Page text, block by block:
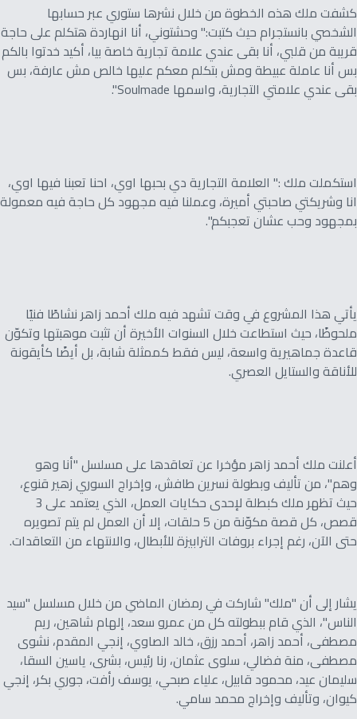
كشفت ملك هذه الخطوة من خلال نشرها ستوري عبر حسابها
الشخصي بانستجرام حيث كتبت:" وحشتوني، أنا انهاردة هتكلم على حاجة
قريبة من قلبي، أنا بقى عندي علامة تجارية خاصة بيا، أكيد خدتوا بالكم
بس أنا عاملة عبيطة ومش بتكلم معكم عليها خالص مش عارفة، بس
بقى عندي علامتي التجارية، واسمها Soulmade".
استكملت ملك :" العلامة التجارية دي بحبها اوي، احنا تعبنا فيها اوي،
انا وشريكتي صاحبتي أميرة، وعملنا فيه مجهود كل حاجة فيه معمولة
بمجهود وحب عشان تعجبكم".
يأتي هذا المشروع في وقت تشهد فيه ملك أحمد زاهر نشاطًا فنيًا
ملحوظًا، حيث استطاعت خلال السنوات الأخيرة أن تثبت موهبتها وتكوّن
قاعدة جماهيرية واسعة، ليس فقط كممثلة شابة، بل أيضًا كأيقونة
للأناقة والستايل العصري.
أعلنت ملك أحمد زاهر مؤخرا عن تعاقدها على مسلسل "أنا وهو
وهم"، من تأليف وبطولة نسرين طافش، وإخراج السوري زهير قنوع،
حيث تظهر ملك كبطلة لإحدى حكايات العمل، الذي يعتمد على 3
قصص، كل قصة مكوّنة من 5 حلقات، إلا أن العمل لم يتم تصويره
حتى الآن، رغم إجراء بروفات الترابيزة للأبطال، والانتهاء من التعاقدات.
يشار إلى أن "ملك" شاركت في رمضان الماضي من خلال مسلسل "سيد
الناس"، الذي قام ببطولته كل من عمرو سعد، إلهام شاهين، ريم
مصطفى، أحمد زاهر، أحمد رزق، خالد الصاوي، إنجي المقدم، نشوى
مصطفى، منة فضالي، سلوى عثمان، رنا رئيس، بشرى، ياسين السقا،
سليمان عيد، محمود قابيل، علياء صبحي، يوسف رأفت، جوري بكر، إنجي
كيوان، وتأليف وإخراج محمد سامي.